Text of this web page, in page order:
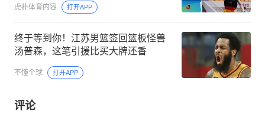
虎扑体育内容 打开APP
终于等到你！江苏男篮签回篮板怪兽
汤普森，这笔引援比买大牌还香
不懂个球 打开APP
评论